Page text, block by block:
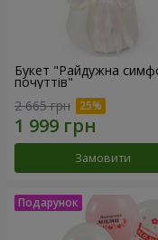
Букет "Райдужна
почуттів"
2 665 грн
Замовити